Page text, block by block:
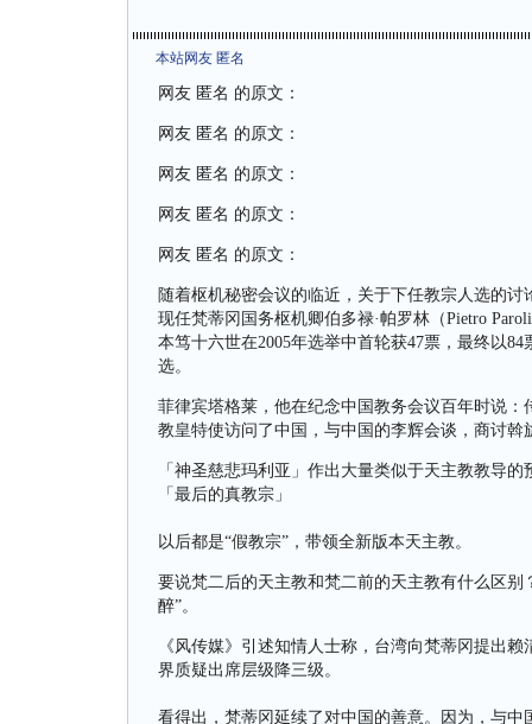
本站网友 匿名
网友 匿名 的原文：
网友 匿名 的原文：
网友 匿名 的原文：
网友 匿名 的原文：
网友 匿名 的原文：
随着枢机秘密会议的临近，关于下任教宗人选的
现任梵蒂冈国务枢机卿伯多禄·帕罗林（Pietro
本笃十六世在2005年选举中首轮获47票，最终以
选。
菲律宾塔格莱，他在纪念中国教务会议百年时说
教皇特使访问了中国，与中国的李辉会谈，商讨
「神圣慈悲玛利亚」作出大量类似于天主教教导
「最后的真教宗」
以后都是“假教宗”，带领全新版本天主教。
要说梵二后的天主教和梵二前的天主教有什么区
醉”。
《风传媒》引述知情人士称，台湾向梵蒂冈提出
界质疑出席层级降三级。
看得出，梵蒂冈延续了对中国的善意。因为，与中